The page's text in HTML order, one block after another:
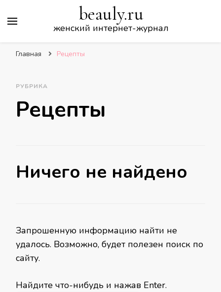
beauly.ru
женский интернет-журнал
Главная Рецепты
РУБРИКА
Рецепты
Ничего не найдено
Запрошенную информацию найти не
удалось. Возможно, будет полезен поиск по
сайту.
Ищите
Найдите что-нибудь и нажав Enter.